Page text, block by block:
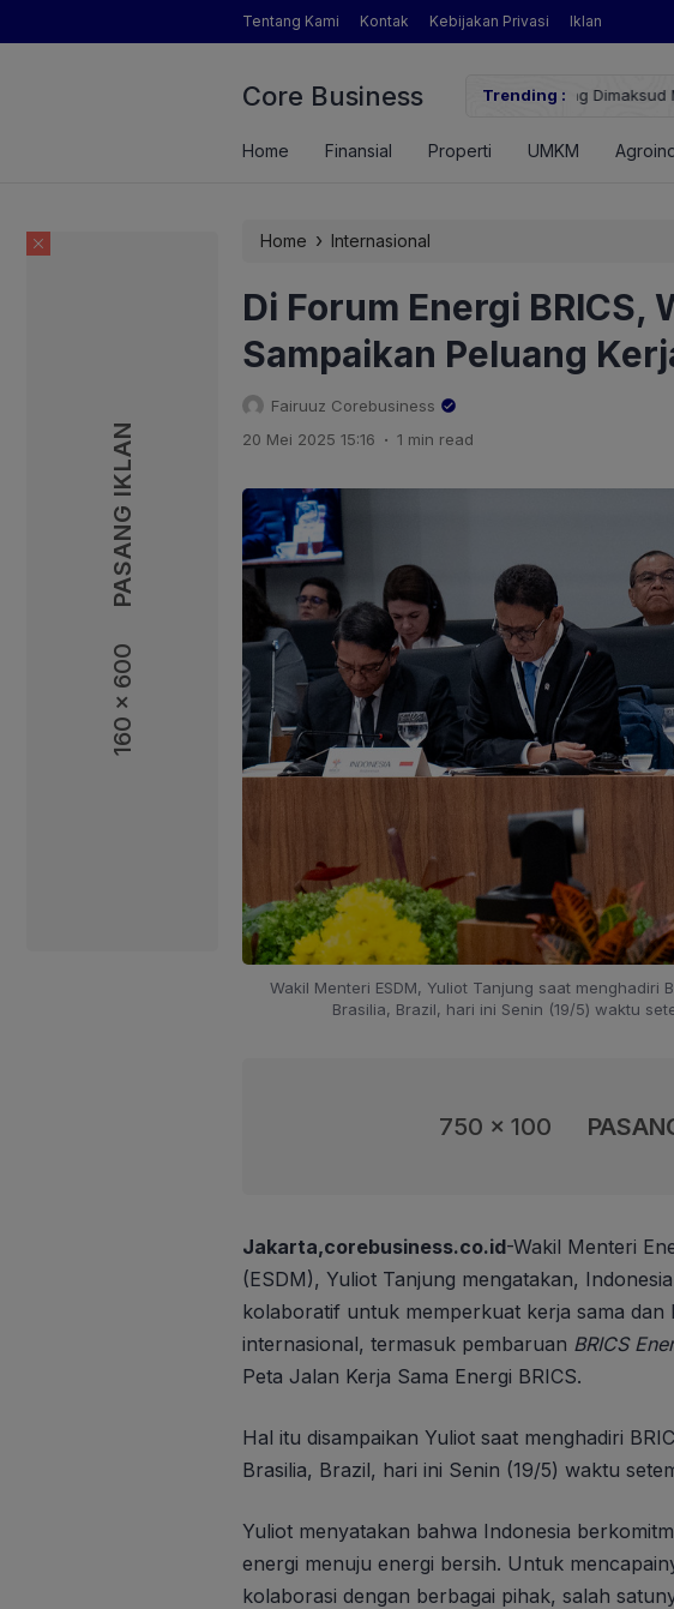
160 x 600
PASANG IKLAN
Tentang Kami Kontak Kebijakan Privasi Iklan
Core Business Trending :
Pertanian yang Dimaksud Mentan Amran?
Huawei
Home Finansial Properti UMKM
160 x 600
PASANG IKLAN
Home › Internasional
Di Forum Energi BRICS,
Sampaikan Peluang
Fairuuz Corebusiness
20 Mei 2025 15:16 . 1 min read
Wakil Menteri ESDM, Yuliot Tanjung saat menghadiri
Brasilia, Brazil, hari ini Senin (19/5) waktu
750 x 100
Jakarta,corebusiness.co.id-Wakil Menteri
(ESDM), Yuliot Tanjung mengatakan,
kolaboratif untuk memperkuat kerja sama dan
internasional, termasuk pembaruan BRICS
Peta Jalan Kerja Sama Energi BRICS.
Hal itu disampaikan Yuliot saat menghadiri
Brasilia, Brazil, hari ini Senin (19/5) waktu
Yuliot menyatakan bahwa Indonesia
energi menuju energi bersih. Untuk
kolaborasi dengan berbagai pihak, salah